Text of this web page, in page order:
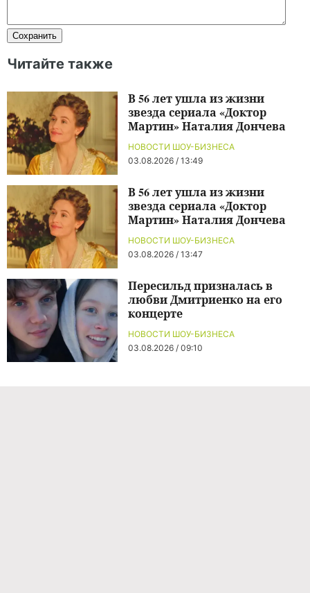
Читайте также
НОВОСТИ ШОУ-БИЗНЕСА
03.08.2026 / 13:49
В 56 лет ушла из жизни
звезда сериала «Доктор
Мартин» Наталия Дончева
НОВОСТИ ШОУ-БИЗНЕСА
03.08.2026 / 13:47
В 56 лет ушла из жизни
звезда сериала «Доктор
Мартин» Наталия Дончева
НОВОСТИ ШОУ-БИЗНЕСА
03.08.2026 / 09:10
Пересильд призналась в
любви Дмитриенко на его
концерте